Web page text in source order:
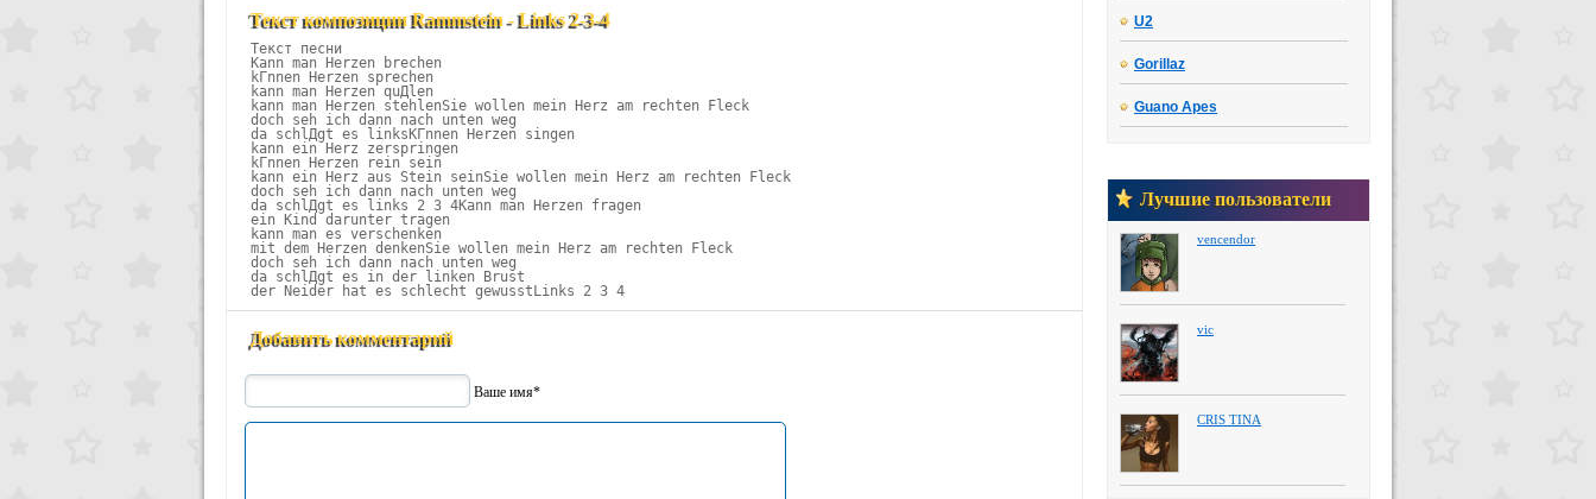
Текст композиции Rammstein - Links 2-3-4
Текст песни
Kann man Herzen brechen
kГnnen Herzen sprechen
kann man Herzen quДlen
kann man Herzen stehlenSie wollen mein Herz am rechten Fleck
doch seh ich dann nach unten weg
da schlДgt es linksKГnnen Herzen singen
kann ein Herz zerspringen
kГnnen Herzen rein sein
kann ein Herz aus Stein seinSie wollen mein Herz am rechten Fleck
doch seh ich dann nach unten weg
da schlДgt es links 2 3 4Kann man Herzen fragen
ein Kind darunter tragen
kann man es verschenken
mit dem Herzen denkenSie wollen mein Herz am rechten Fleck
doch seh ich dann nach unten weg
da schlДgt es in der linken Brust
der Neider hat es schlecht gewusstLinks 2 3 4
Добавить комментарий
Ваше имя*
U2
Gorillaz
Guano Apes
Лучшие пользователи
vencendor
vic
CRIS TINA